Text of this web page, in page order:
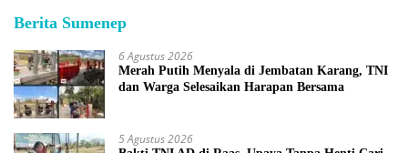
Berita Sumenep
6 Agustus 2026
Merah Putih Menyala di Jembatan Karang, TNI
dan Warga Selesaikan Harapan Bersama
5 Agustus 2026